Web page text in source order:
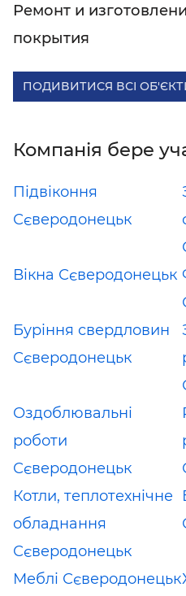
Ремонт и
покрытия
ПОДИВИТИСЯ ВСІ
Компанія бере
Підвіконня
Сєверодонецьк
Вікна Сєверодонецьк
Буріння свердловин
Сєверодонецьк
Оздоблювальні
роботи
Сєверодонецьк
Котли, теплотехнічне
обладнання
Сєверодонецьк
Меблі Сєверодонецьк